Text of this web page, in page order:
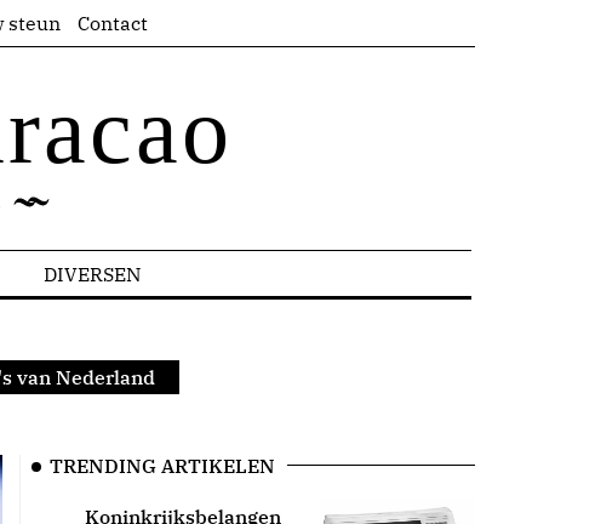
steun Contact
DIVERSEN
van Nederland
TRENDING ARTIKELEN
Koninkrijksbelangen